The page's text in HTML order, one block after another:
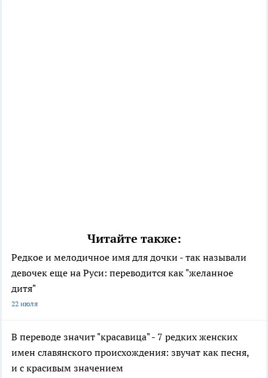
Читайте также:
Редкое и мелодичное имя для дочки - так называли
девочек еще на Руси: переводится как "желанное
дитя"
22 июля
В переводе значит "красавица" - 7 редких женских
имен славянского происхождения: звучат как песня,
и с красивым значением